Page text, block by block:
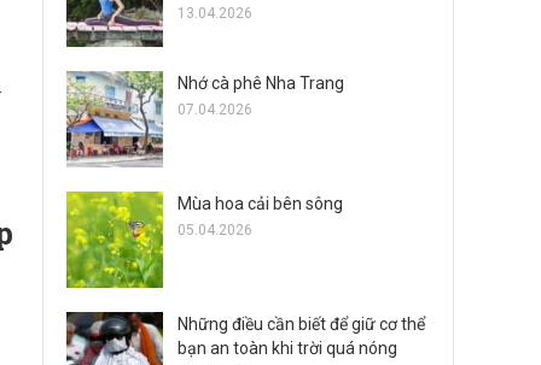
13.04.2026
Nhớ cà phê Nha Trang
07.04.2026
Mùa hoa cải bên sông
05.04.2026
Những điều cần biết để giữ cơ thể
bạn an toàn khi trời quá nóng